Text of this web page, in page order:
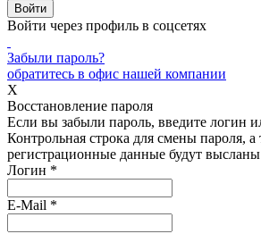
Войти через профиль в соцсетях
Забыли пароль?
обратитесь в офис нашей компании
X
Восстановление пароля
Если вы забыли пароль, введите логин
Контрольная строка для смены пароля,
регистрационные данные будут
Логин *
E-Mail *